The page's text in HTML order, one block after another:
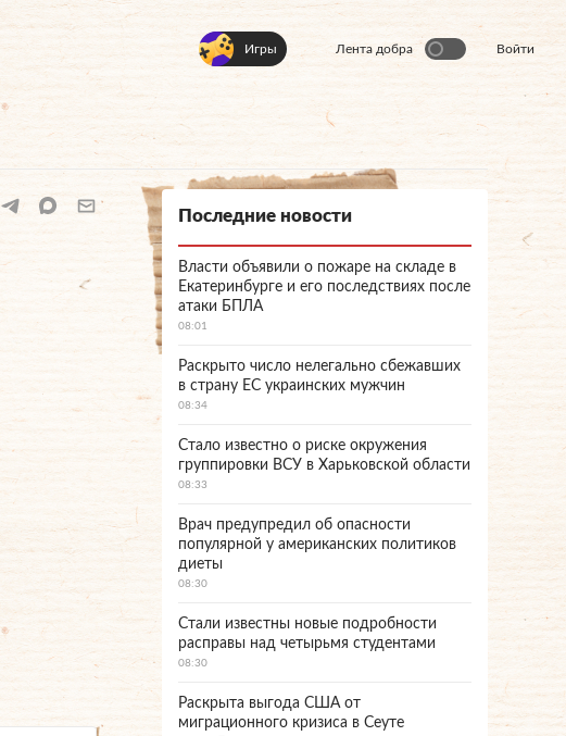
Игры Лента добра Войти
Последние новости
Власти объявили о пожаре на складе в
Екатеринбурге и его последствиях после
атаки БПЛА
08:01
Раскрыто число нелегально сбежавших
в страну ЕС украинских мужчин
08:34
Стало известно о риске окружения
группировки ВСУ в Харьковской области
08:33
Врач предупредил об опасности
популярной у американских политиков
диеты
08:30
Стали известны новые подробности
расправы над четырьмя студентами
08:30
Раскрыта выгода США от
миграционного кризиса в Сеуте